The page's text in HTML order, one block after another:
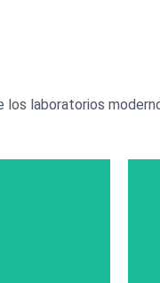
los laboratorios